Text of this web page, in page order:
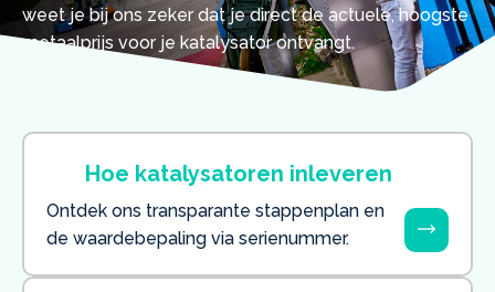
weet je bij ons zeker dat je direct de actuele, hoogste
metaalprijs voor je katalysator ontvangt.
Hoe katalysatoren inleveren
Ontdek ons transparante stappenplan en
de waardebepaling via serienummer.